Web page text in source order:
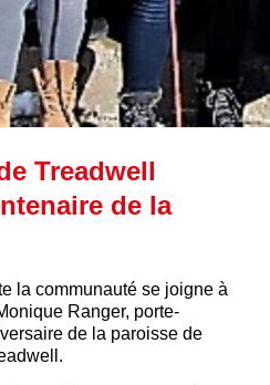
Treadwell
de la
la communauté se joigne à
Ranger, porte-
de la paroisse de